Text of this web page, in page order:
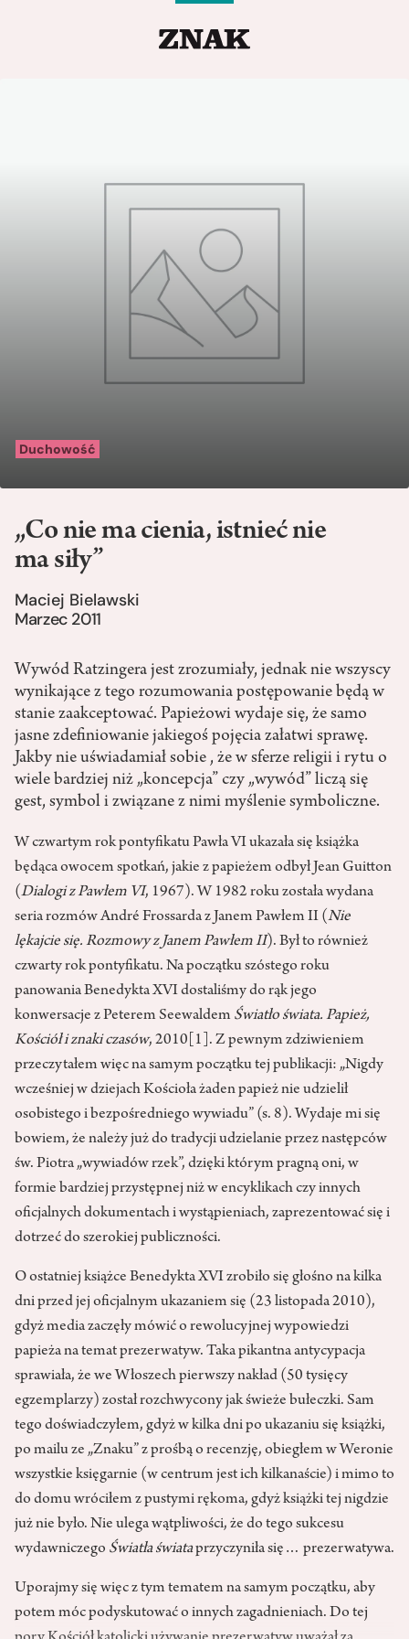
Duchowość
„Co nie ma cienia, istnieć nie
ma siły”
Maciej Bielawski
Marzec 2011
Wywód Ratzingera jest zrozumiały, jednak nie wszyscy
wynikające z tego rozumowania postępowanie będą w
stanie zaakceptować. Papieżowi wydaje się, że samo
jasne zdefiniowanie jakiegoś pojęcia załatwi sprawę.
Jakby nie uświadamiał sobie , że w sferze religii i rytu o
wiele bardziej niż „koncepcja” czy „wywód” liczą się
gest, symbol i związane z nimi myślenie symboliczne.
W czwartym rok pontyfikatu Pawła VI ukazała się książka
będąca owocem spotkań, jakie z papieżem odbył Jean Guitton
(Dialogi z Pawłem VI, 1967). W 1982 roku została wydana
seria rozmów André Frossarda z Janem Pawłem II (Nie
lękajcie się. Rozmowy z Janem Pawłem II). Był to również
czwarty rok pontyfikatu. Na początku szóstego roku
panowania Benedykta XVI dostaliśmy do rąk jego
konwersacje z Peterem Seewaldem Światło świata. Papież,
Kościół i znaki czasów, 2010 [1] . Z pewnym zdziwieniem
przeczytałem więc na samym początku tej publikacji: „Nigdy
wcześniej w dziejach Kościoła żaden papież nie udzielił
osobistego i bezpośredniego wywiadu” (s. 8). Wydaje mi się
bowiem, że należy już do tradycji udzielanie przez następców
św. Piotra „wywiadów rzek”, dzięki którym pragną oni, w
formie bardziej przystępnej niż w encyklikach czy innych
oficjalnych dokumentach i wystąpieniach, zaprezentować się i
dotrzeć do szerokiej publiczności.
O ostatniej książce Benedykta XVI zrobiło się głośno na kilka
dni przed jej oficjalnym ukazaniem się (23 listopada 2010),
gdyż media zaczęły mówić o rewolucyjnej wypowiedzi
papieża na temat prezerwatyw. Taka pikantna antycypacja
sprawiała, że we Włoszech pierwszy nakład (50 tysięcy
egzemplarzy) został rozchwycony jak świeże bułeczki. Sam
tego doświadczyłem, gdyż w kilka dni po ukazaniu się książki,
po mailu ze „Znaku” z prośbą o recenzję, obiegłem w Weronie
wszystkie księgarnie (w centrum jest ich kilkanaście) i mimo to
do domu wróciłem z pustymi rękoma, gdyż książki tej nigdzie
już nie było. Nie ulega wątpliwości, że do tego sukcesu
wydawniczego Światła świataprzyczyniła się… prezerwatywa.
Uporajmy się więc z tym tematem na samym początku, aby
potem móc podyskutować o innych zagadnieniach. Do tej